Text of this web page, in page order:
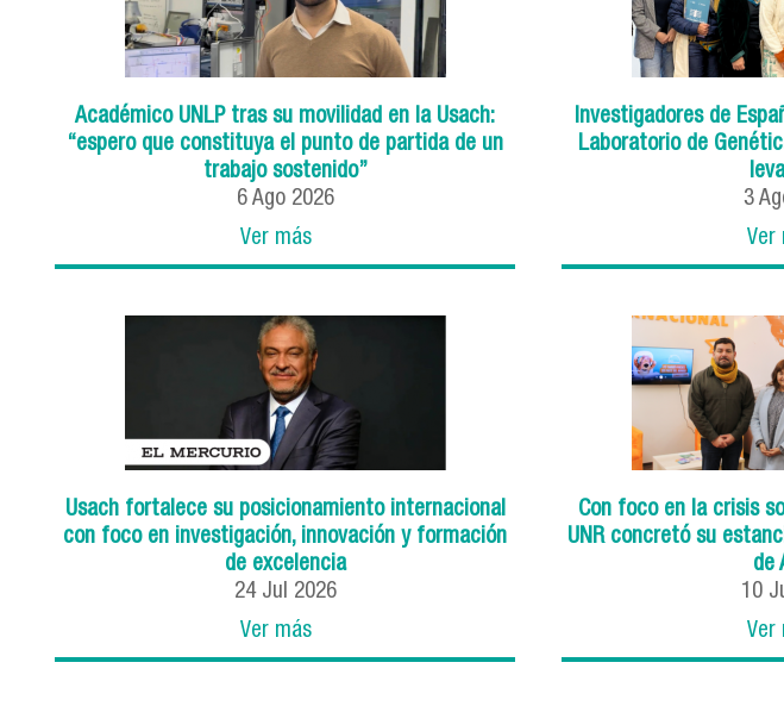
Académico UNLP tras su movilidad en la Usach:
“espero que constituya el punto de partida de un
trabajo sostenido”
6 Ago 2026
Ver más
Investigadores de
Laboratorio de
3
Ver
Usach fortalece su posicionamiento internacional
con foco en investigación, innovación y formación
de excelencia
24 Jul 2026
Ver más
Con foco en la crisis
UNR concretó su
de
10
Ver